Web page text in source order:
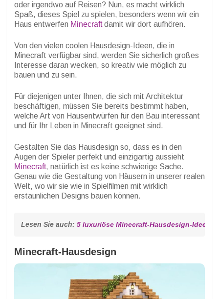
oder irgendwo auf Reisen? Nun, es macht wirklich
Spaß, dieses Spiel zu spielen, besonders wenn wir ein
Haus entwerfen Minecraftdamit wir dort aufhören.
Von den vielen coolen Hausdesign-Ideen, die in
Minecraft verfügbar sind, werden Sie sicherlich großes
Interesse daran wecken, so kreativ wie möglich zu
bauen und zu sein.
Für diejenigen unter Ihnen, die sich mit Architektur
beschäftigen, müssen Sie bereits bestimmt haben,
welche Art von Hausentwürfen für den Bau interessant
und für Ihr Leben in Minecraft geeignet sind.
Gestalten Sie das Hausdesign so, dass es in den
Augen der Spieler perfekt und einzigartig aussieht
Minecraft, natürlich ist es keine schwierige Sache.
Genau wie die Gestaltung von Häusern in unserer realen
Welt, wo wir sie wie in Spielfilmen mit wirklich
erstaunlichen Designs bauen können.
Lesen Sie auch: 5 luxuriöse Minecraft-Hausdesign-Ideen
Minecraft-Hausdesign